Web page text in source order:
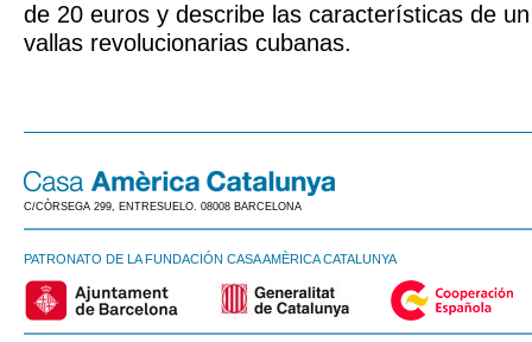
de 20 euros y describe las características de
vallas revolucionarias cubanas.
C/CÒRSEGA 299, ENTRESUELO. 08008 BARCELONA
PATRONATO DE LA FUNDACIÓN CASA AMÈRICA CATALUNYA